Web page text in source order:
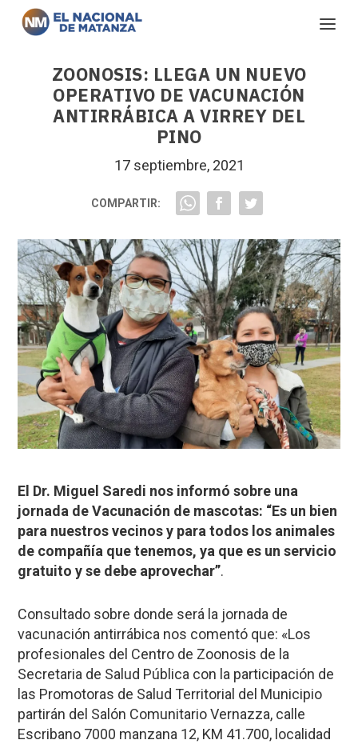
ZOONOSIS: LLEGA UN NUEVO
OPERATIVO DE VACUNACIÓN
ANTIRRÁBICA A VIRREY DEL
PINO
17 septiembre, 2021
COMPARTIR:
El Dr. Miguel Saredi nos informó sobre una
jornada de Vacunación de mascotas: “Es un bien
para nuestros vecinos y para todos los animales
de compañía que tenemos, ya que es un servicio
gratuito y se debe aprovechar”.
Consultado sobre donde será la jornada de
vacunación antirrábica nos comentó que: «Los
profesionales del Centro de Zoonosis de la
Secretaria de Salud Pública con la participación de
las Promotoras de Salud Territorial del Municipio
partirán del Salón Comunitario Vernazza, calle
Escribano 7000 manzana 12, KM 41.700, localidad